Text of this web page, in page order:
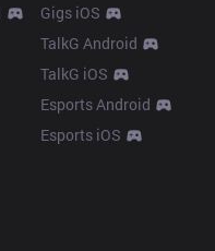
Gigs iOS
TalkG Android
TalkG iOS
Esports Android
Esports iOS